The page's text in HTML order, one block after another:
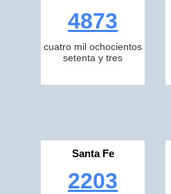
4873
cuatro mil ochocientos
setenta y tres
Santa Fe
2203